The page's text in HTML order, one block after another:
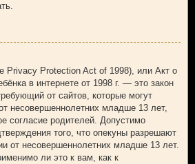
Privacy Protection Act of 1998), или Акт о
в интернете от 1998 г. — это закон
от сайтов, которые могут
несовершеннолетних младше 13 лет,
согласие родителей. Допустимо
того, что опекуны разрешают
от несовершеннолетних младше 13 лет.
ли это к вам, как к